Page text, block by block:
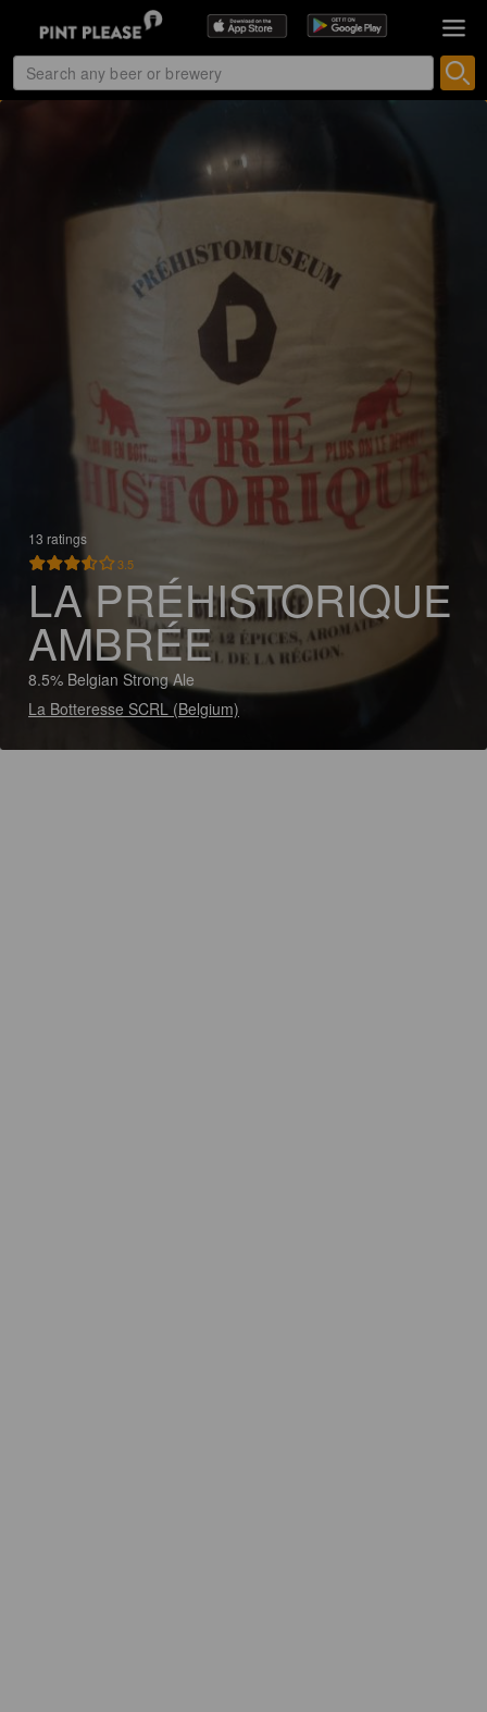
13 ratings
3.5
LA PRÉHISTORIQUE
AMBRÉE
8.5% Belgian Strong Ale
La Botteresse SCRL (Belgium)